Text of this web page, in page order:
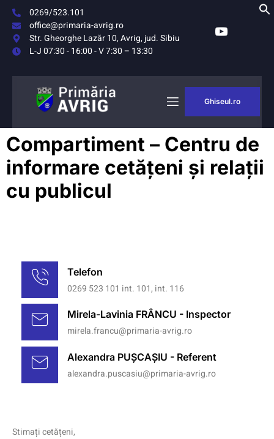
0269/523.101
office@primaria-avrig.ro
Str. Gheorghe Lazăr 10, Avrig, jud. Sibiu
L-J 07:30 - 16:00 - V 7:30 – 13:30
MONITORUL
OFICIAL LOCAL
Ghiseul.ro
Compartiment – Centru de
informare cetățeni și relații
cu publicul
Telefon
0269 523 101 int. 101, int. 116
Mirela-Lavinia FRÂNCU - Inspector
mirela.francu@primaria-avrig.ro
Alexandra PUȘCAȘIU - Referent
alexandra.puscasiu@primaria-avrig.ro
Stimați cetățeni,